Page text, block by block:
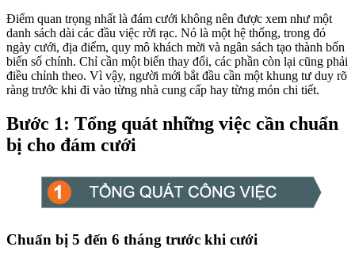
Điểm quan trọng nhất là đám cưới không nên được xem như một
danh sách dài các đầu việc rời rạc. Nó là một hệ thống, trong đó
ngày cưới, địa điểm, quy mô khách mời và ngân sách tạo thành bốn
biến số chính. Chỉ cần một biến thay đổi, các phần còn lại cũng phải
điều chỉnh theo. Vì vậy, người mới bắt đầu cần một khung tư duy rõ
ràng trước khi đi vào từng nhà cung cấp hay từng món chi tiết.
Bước 1: Tổng quát những việc cần chuẩn
bị cho đám cưới
Chuẩn bị 5 đến 6 tháng trước khi cưới